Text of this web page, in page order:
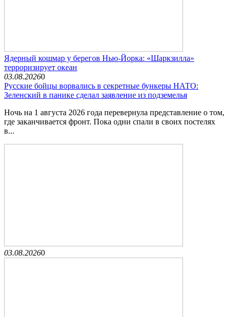
Ядерный кошмар у берегов Нью-Йорка: «Шаркзилла»
терроризирует океан
03.08.20260
Русские бойцы ворвались в секретные бункеры НАТО:
Зеленский в панике сделал заявление из подземелья
Ночь на 1 августа 2026 года перевернула представление о том,
где заканчивается фронт. Пока одни спали в своих постелях
в...
03.08.20260